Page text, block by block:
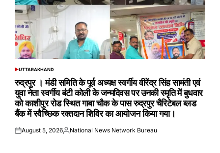
POSTED
UTTARAKHAND
रुद्रपुर । मंडी समिति के पूर्व अध्यक्ष स्वर्गीय वीरेंद्र सिंह सामंती एवं
युवा नेता स्वर्गीय बंटी कोली के जन्मदिवस पर उनकी स्मृति में बुधवार
को काशीपुर रोड स्थित गाबा चौक के पास रुद्रपुर चैरिटेबल ब्लड
बैंक में स्वैच्छिक रक्तदान शिविर का आयोजन किया गया।
Posted
August 5, 2026Posted
National News Network Bureau